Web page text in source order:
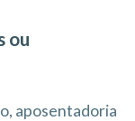
ou
aposentadoria